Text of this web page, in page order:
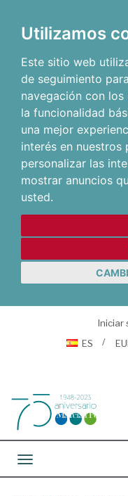
Utilizamos
Este sitio web
de seguimiento
navegación con los
la funcionalidad
una mejor
interés en
personalizar las
mostrar anuncios
usted.
Iniciar
ES
Toggle navigation